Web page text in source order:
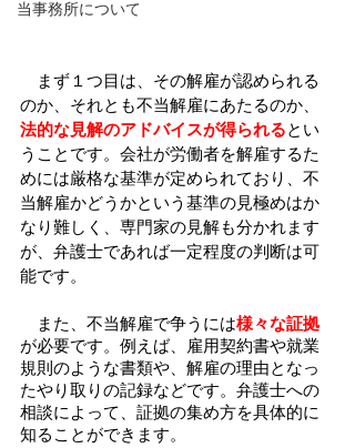
当事務所について
まず１つ目は、その解雇が認められる
のか、それとも不当解雇にあたるのか、
法的な見解のアドバイスが得られるとい
うことです。会社が労働者を解雇するた
めには厳格な基準が定められており、不
当解雇かどうかという基準の見極めはか
なり難しく、専門家の見解も分かれます
が、弁護士であれば一定程度の判断は可
能です。
また、不当解雇で争うには様々な証拠
が必要です。例えば、雇用契約書や就業
規則のような書類や、解雇の理由となっ
たやり取りの記録などです。弁護士への
相談によって、証拠の集め方を具体的に
知ることができます。